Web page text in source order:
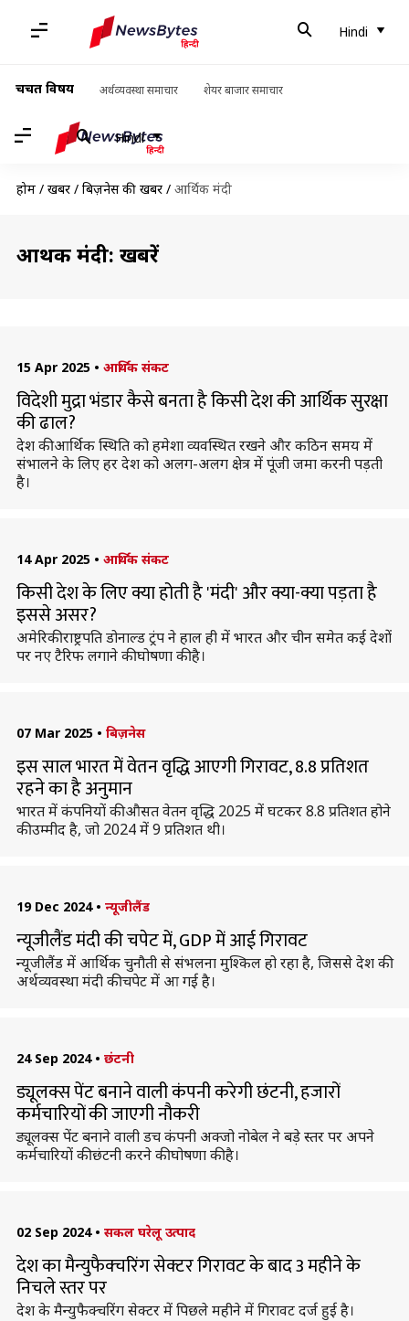
Hindi
चर्चित विषय अर्थव्यवस्था समाचार शेयर बाजार समाचार
Hindi
होम / खबरें / बिज़नेस की खबरें / आर्थिक मंदी
आर्थिक मंदी: खबरें
15 Apr 2025 • आर्थिक संकट
विदेशी मुद्रा भंडार कैसे बनता है किसी देश की आर्थिक सुरक्षा
की ढाल?
देश की आर्थिक स्थिति को हमेशा व्यवस्थित रखने और कठिन समय में
संभालने के लिए हर देश को अलग-अलग क्षेत्र में पूंजी जमा करनी पड़ती
है।
14 Apr 2025 • आर्थिक संकट
किसी देश के लिए क्या होती है 'मंदी' और क्या-क्या पड़ता है
इससे असर?
अमेरिकी राष्ट्रपति डोनाल्ड ट्रंप ने हाल ही में भारत और चीन समेत कई देशों
पर नए टैरिफ लगाने की घोषणा की है।
07 Mar 2025 • बिज़नेस
इस साल भारत में वेतन वृद्धि आएगी गिरावट, 8.8 प्रतिशत
रहने का है अनुमान
भारत में कंपनियों की औसत वेतन वृद्धि 2025 में घटकर 8.8 प्रतिशत होने
की उम्मीद है, जो 2024 में 9 प्रतिशत थी।
19 Dec 2024 • न्यूजीलैंड
न्यूजीलैंड मंदी की चपेट में, GDP में आई गिरावट
न्यूजीलैंड में आर्थिक चुनौती से संभलना मुश्किल हो रहा है, जिससे देश की
अर्थव्यवस्था मंदी की चपेट में आ गई है।
24 Sep 2024 • छंटनी
ड्यूलक्स पेंट बनाने वाली कंपनी करेगी छंटनी, हजारों
कर्मचारियों की जाएगी नौकरी
ड्यूलक्स पेंट बनाने वाली डच कंपनी अक्जो नोबेल ने बड़े स्तर पर अपने
कर्मचारियों की छंटनी करने की घोषणा की है।
02 Sep 2024 • सकल घरेलू उत्पाद
देश का मैन्युफैक्चरिंग सेक्टर गिरावट के बाद 3 महीने के
निचले स्तर पर
देश के मैन्युफैक्चरिंग सेक्टर में पिछले महीने में गिरावट दर्ज हुई है।